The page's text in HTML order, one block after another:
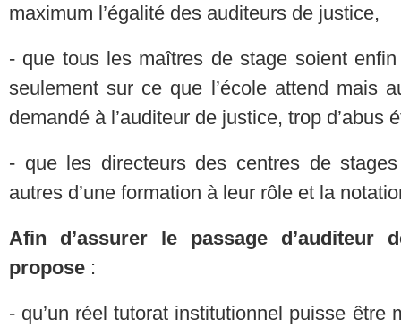
maximum l’égalité des auditeurs de justice,
- que tous les maîtres de stage soient
seulement sur ce que l’école attend mais
demandé à l’auditeur de justice, trop d’abus
- que les directeurs des centres de
autres d’une formation à leur rôle et la
Afin d’assurer le passage d’auditeur
propose :
- qu’un réel tutorat institutionnel puisse être